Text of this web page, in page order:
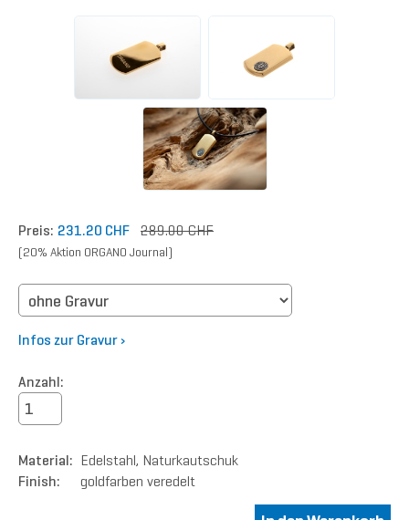
Preis: 231.20 CHF 289.00 CHF
(20% Aktion ORGANO Journal)
Infos zur Gravur ›
Anzahl:
Material: Edelstahl, Naturkautschuk
Finish:
goldfarben veredelt